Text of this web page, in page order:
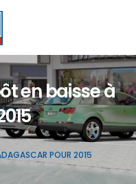
en baisse à
POUR 2015